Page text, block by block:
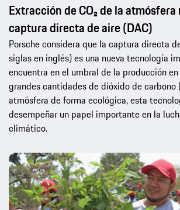
Extracción de CO₂ de la
captura directa de aire (DAC)
Porsche considera que la captura directa
siglas en inglés) es una nueva tecnología
encuentra en el umbral de la producción
grandes cantidades de dióxido de carbono
atmósfera de forma ecológica, esta
desempeñar un papel importante en la
climático.